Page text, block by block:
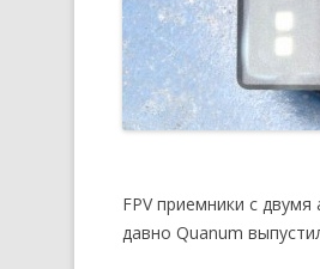
FPV приемники с
давно Quanum